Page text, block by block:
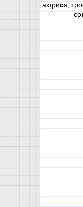
актриса, тро
со